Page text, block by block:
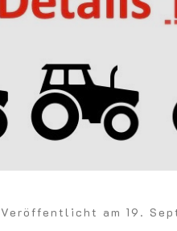
Veröffentlicht am 19.